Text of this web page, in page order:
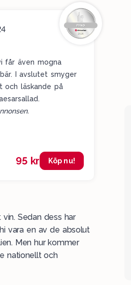
får även mogna
I avslutet smyger
läskande på
95 kr Köp nu!
Sedan dess har
vara en av de absolut
Men hur kommer
nationellt och